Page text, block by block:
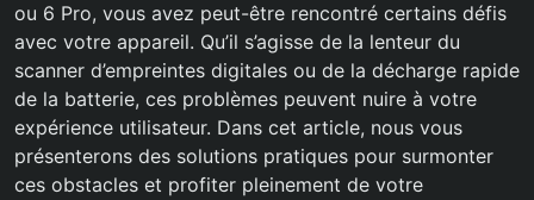
ou 6 Pro, vous avez peut-être rencontré certains défis
avec votre appareil. Qu’il s’agisse de la lenteur du
scanner d’empreintes digitales ou de la décharge rapide
de la batterie, ces problèmes peuvent nuire à votre
expérience utilisateur. Dans cet article, nous vous
présenterons des solutions pratiques pour surmonter
ces obstacles et profiter pleinement de votre